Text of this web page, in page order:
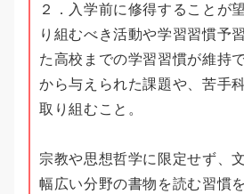
２．入学前に修得することが
り組むべき活動や学習習慣予
た高校までの学習習慣が維持
から与えられた課題や、苦手
取り組むこと。
宗教や思想哲学に限定せず、
幅広い分野の書物を読む習慣